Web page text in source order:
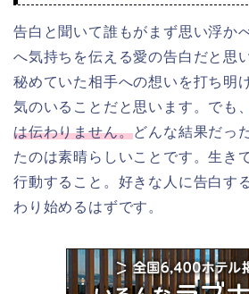
告白と聞いて誰もがまず思い浮か
へ気持ちを伝える愛の告白だと思
秘めていた相手への想いを打ち明
気のいることだと思います。でも、
は伝わりません。どんな結果だっ
たのは素晴らしいことです。生き
行動すること。好きな人に告白す
わり始めるはずです。